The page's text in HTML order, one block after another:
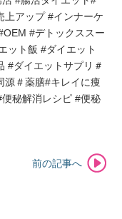
上アップ #インナーケ
#デトックススー
ット飯 #ダイエット
#ダイエットサプリ＃
源＃薬膳#キレイに痩
秘解消レシピ #便秘
前の記事へ